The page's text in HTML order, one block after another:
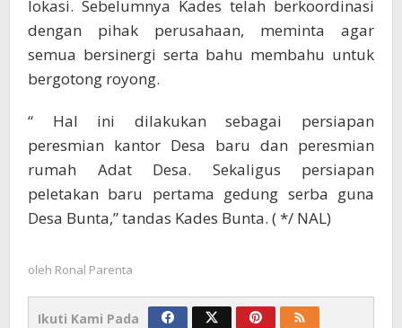
lokasi. Sebelumnya Kades telah berkoordinasi
dengan pihak perusahaan, meminta agar
semua bersinergi serta bahu membahu untuk
bergotong royong.
“ Hal ini dilakukan sebagai persiapan
peresmian kantor Desa baru dan peresmian
rumah Adat Desa. Sekaligus persiapan
peletakan baru pertama gedung serba guna
Desa Bunta,” tandas Kades Bunta. ( */ NAL)
oleh Ronal Parenta
Ikuti Kami Pada